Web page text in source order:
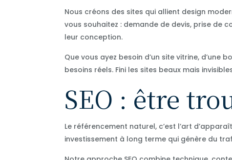
Nous créons des sites qui allient design
vous souhaitez : demande de devis, prise de
leur conception.
Que vous ayez besoin d’un site vitrine,
besoins réels. Fini les sites beaux mais
SEO : être
Le référencement naturel, c’est l’art
investissement à long terme qui génère du